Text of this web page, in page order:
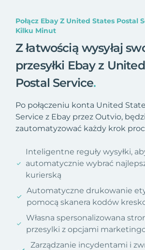
Połącz Ebay Z United States Postal
Kilku Minut
Z łatwością wysyłaj
przesyłki Ebay z
Postal Service.
Po połączeniu konta United
Service z Ebay przez Outvio,
zautomatyzować każdy krok
Inteligentne reguły wysyłki,
automatycznie wybrać
kurierską
Automatyczne drukowanie
pomocą skanera kodów
Własna spersonalizowana
przesylki z opcjami
Zarządzanie incydentami i